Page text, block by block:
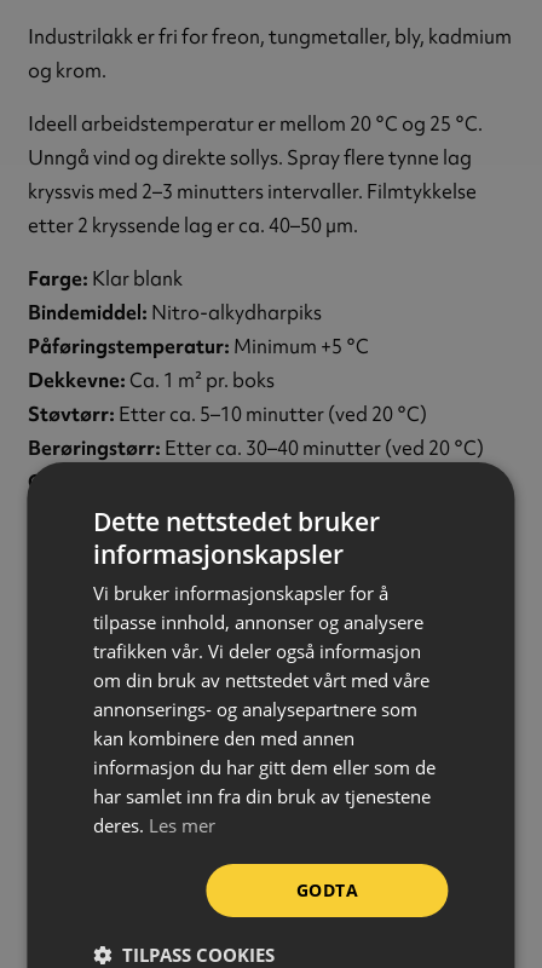
Industrilakk er fri for freon, tungmetaller, bly, kadmium
og krom.
Ideell arbeidstemperatur er mellom 20 °C og 25 °C.
Unngå vind og direkte sollys. Spray flere tynne lag
kryssvis med 2–3 minutters intervaller. Filmtykkelse
etter 2 kryssende lag er ca. 40–50 µm.
Farge: Klar blank
Bindemiddel: Nitro-alkydharpiks
Påføringstemperatur: Minimum +5 °C
Dekkevne: Ca. 1 m² pr. boks
Støvtørr: Etter ca. 5–10 minutter (ved 20 °C)
Berøringstørr: Etter ca. 30–40 minutter (ved 20 °C)
Gjennomtørr:
400 ml
Bruksområde:Ute/inne
Fareinformasjon:
Inneholder: aceton, n-butylacetat, 2-metoksy-1-
metyletylacetat, butanon
UFI: 4EW3-U0SW-S00V-5UPC
Ekstremt brannfarlig aerosol. Beholder under trykk: Kan
eksplodere ved oppvarming. Gir alvorlig øyeirritasjon. Kan
maleinsyreanhydrid. Kan gi en allergisk reaksjon.
Dette nettstedet bruker
informasjonskapsler
Vi bruker informasjonskapsler for å
tilpasse innhold, annonser og analysere
trafikken vår. Vi deler også informasjon
om din bruk av nettstedet vårt med våre
annonserings- og analysepartnere som
kan kombinere den med annen
informasjon du har gitt dem eller som de
har samlet inn fra din bruk av tjenestene
deres. Les mer
GODTA
TILPASS COOKIES